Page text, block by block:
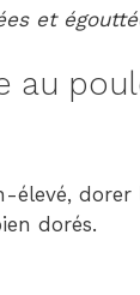
et
au
élevé,
dorés.